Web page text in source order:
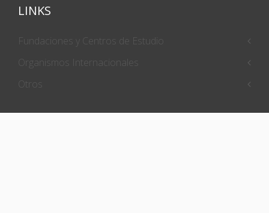
LINKS
Fundaciones y Centros de Estudio
Organismos Internacionales
Otros